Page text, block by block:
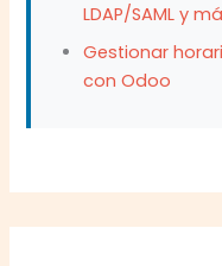
LDAP/SAML y
Gestionar
con Odoo